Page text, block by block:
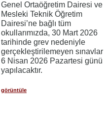
Genel Ortaöğretim Dairesi ve
Mesleki Teknik Öğretim
Dairesi’ne bağlı tüm
okullarımızda, 30 Mart 2026
tarihinde grev nedeniyle
gerçekleştirilemeyen sınavlar
6 Nisan 2026 Pazartesi günü
yapılacaktır.
görüntüle